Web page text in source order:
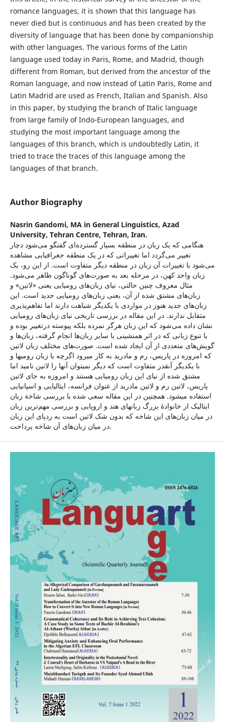
romance languages, it is shown that this language has
never died but is continuous and has been created by the
diversity of language that has been done by companionship
with other languages. The various forms of the Latin
language used today in Paris, Rome, and Madrid, though
different from Roman, but derived from the ancestor of the
Roman language, and now instead of Latin Paris, Rome and
Latin Madrid are used as French, Italian and Spanish. Also
in this paper, by studying the branch of Italic language
from large family of Indo-European languages, and
studying the most important language among the
languages of this branch, which is undoubtedly Latin, it
tried to trace the traces of this language among the
languages of that branch.
Author Biography
Nasrin Gandomi, MA in General Linguistics, Azad
University, Tehran Centre, Tehran, Iran.
هنگامی که یک زبان در منطقه بسیار گسترده‌ای گفتگو می‌شود دچار
تغییر می‌گردد اما تغییراتی که در یک منطقه جغرافیایی مشاهده
می‌شود با تغییرات آن زبان در منطقه دیگر متفاوت است. از این رو، یک
زبان واحد کهن، در مرحله بعد به صورت‌های گوناگون ظاهر می‌شود.
مثال معروف چنین حالتی، نیای زبان‌های رومیایی یعنی «لاتین» و
زبان‌های مشتق شده از آن، یعنی زبان‌های رومیایی جدید است. این
زبان‌های جدید هنوز در مواردی با یکدیگر شباهت دارند اما تفاهم‌پذیری
متقابل ندارند. در این مقاله در بررسی تاریخی نیای زبان‌های رومیایی
نشان داده می‌شود که این زبان هرگز نمرده بلکه پیوسته درتغییر بوده و
با تنوع زبانی که در اثر همنشینی با سایر زبان‌ها انجام گرفته، زبان‌ها و
گویش‌های متعددی از آن ایجاد شده است. صورت‌های مختلف زبان لاتین
که امروزه در پاریس، رم و مادرید به کار می­رود اگرچه با زبان رومی­ها و
با یکدیگر آنقدر متفاوت است که دیگر نمی­توان آن­ها را لاتین نامید اما
مشتق شده از نیای این زبان رومیایی هستند و امروزه به جای لاتین
پاریس، لاتین رم و لاتین مادرید از عنوان فرانسه، ایتالیایی و اسپانیایی
استفاده می­شود. همچنین در این مقاله سعی شده با بررسی شاخة زبان
ایتالیک از خانوادۀ بزرگ زبان­های هند و اروپایی و بررسی مهم‌ترین زبان
در میان زبان‌های این شاخه که بدون شک لاتین است به ردپای این زبان
در میان زبان‌های آن شاخه پرداخت.